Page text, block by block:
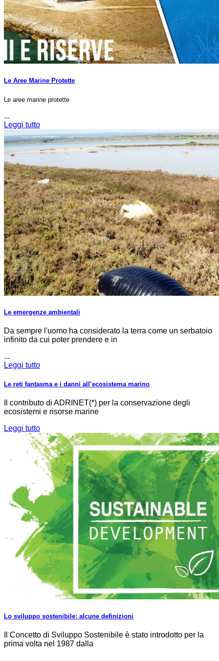
Le Aree Marine Protette
Le aree marine protette
...
Leggi tutto
Le emergenze ambientali
Da sempre l'uomo ha considerato la terra come un serbatoio
infinito da cui poter prendere e in
...
Leggi tutto
Le reti fantasma e i danni all’ecosistema marino
Il contributo di ADRINET(*) per la conservazione degli
ecosistemi e risorse marine
Leggi tutto
Lo sviluppo sostenibile: alcune definizioni
Il Concetto di Sviluppo Sostenibile è stato introdotto per la
prima volta nel 1987 dalla